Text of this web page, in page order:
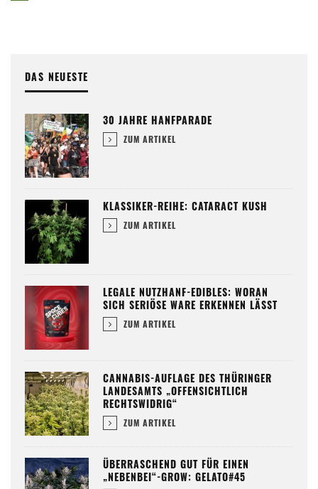
DAS NEUESTE
30 JAHRE HANFPARADE
ZUM ARTIKEL
KLASSIKER-REIHE: CATARACT KUSH
ZUM ARTIKEL
LEGALE NUTZHANF-EDIBLES: WORAN
SICH SERIÖSE WARE ERKENNEN LÄSST
ZUM ARTIKEL
CANNABIS-AUFLAGE DES THÜRINGER
LANDESAMTS „OFFENSICHTLICH
RECHTSWIDRIG“
ZUM ARTIKEL
ÜBERRASCHEND GUT FÜR EINEN
„NEBENBEI“-GROW: GELATO#45